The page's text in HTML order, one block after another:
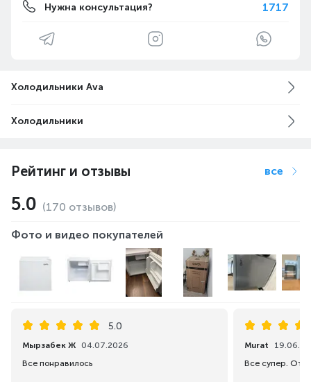
Нужна консультация? 1717
Холодильники Ava
Холодильники
Рейтинг и отзывы все
5.0 (170 отзывов)
Фото и видео покупателей
5.0
Мырзабек Ж 04.07.2026
Все понравилось
Murat
Все супер.